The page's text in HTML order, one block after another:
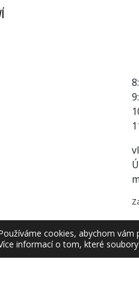
cookies, abychom vám
informací o tom, které